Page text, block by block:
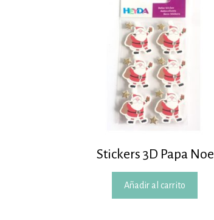
Stickers 3D Papa Noel
Añadir al carrito